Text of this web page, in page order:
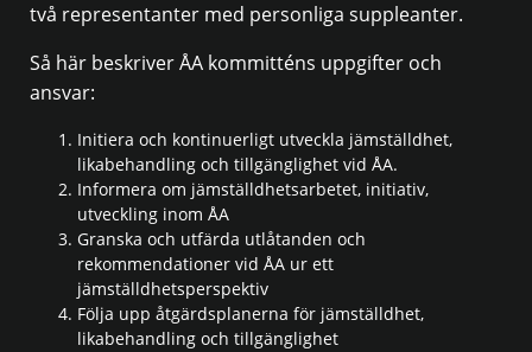
två representanter med personliga suppleanter.
Så här beskriver ÅA kommitténs uppgifter och
ansvar:
Initiera och kontinuerligt utveckla jämställdhet,
likabehandling och tillgänglighet vid ÅA.
Informera om jämställdhetsarbetet, initiativ,
utveckling inom ÅA
Granska och utfärda utlåtanden och
rekommendationer vid ÅA ur ett
jämställdhetsperspektiv
Följa upp åtgärdsplanerna för jämställdhet,
likabehandling och tillgänglighet